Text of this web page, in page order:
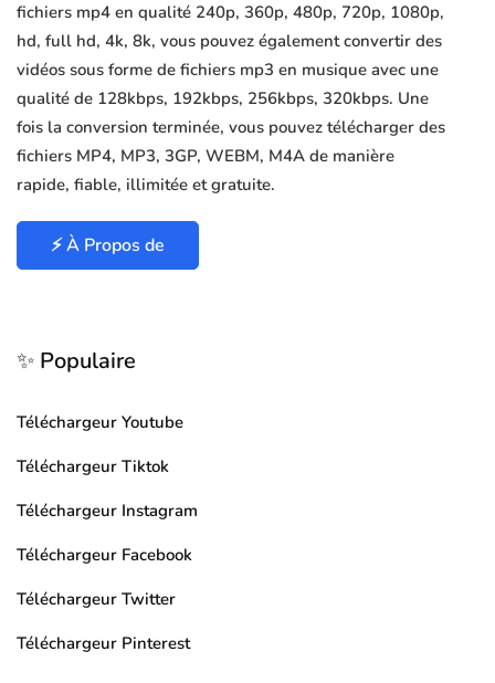
fichiers mp4 en qualité 240p, 360p, 480p, 720p, 1080p,
hd, full hd, 4k, 8k, vous pouvez également convertir des
vidéos sous forme de fichiers mp3 en musique avec une
qualité de 128kbps, 192kbps, 256kbps, 320kbps. Une
fois la conversion terminée, vous pouvez télécharger des
fichiers MP4, MP3, 3GP, WEBM, M4A de manière
rapide, fiable, illimitée et gratuite.
⚡ À Propos de
✨ Populaire
Téléchargeur Youtube
Téléchargeur Tiktok
Téléchargeur Instagram
Téléchargeur Facebook
Téléchargeur Twitter
Téléchargeur Pinterest